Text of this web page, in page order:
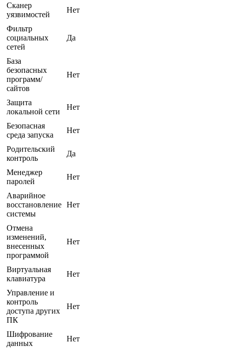
Сканер
уязвимостей
Нет
Фильтр
социальных
сетей
Да
База
безопасных
программ/
сайтов
Нет
Защита
локальной сети
Нет
Безопасная
среда запуска
Нет
Родительский
контроль
Да
Менеджер
паролей
Нет
Аварийное
восстановление
системы
Нет
Отмена
изменений,
внесенных
программой
Нет
Виртуальная
клавиатура
Нет
Управление и
контроль
доступа других
ПК
Нет
Шифрование
данных
Нет